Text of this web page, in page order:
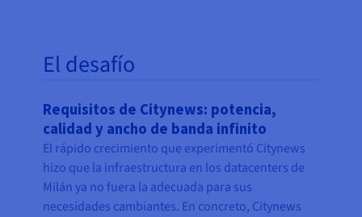
El desafío
Requisitos de Citynews: potencia,
calidad y ancho de banda infinito
El rápido crecimiento que experimentó Citynews
hizo que la infraestructura en los datacenters de
Milán ya no fuera la adecuada para sus
necesidades cambiantes. En concreto, Citynews